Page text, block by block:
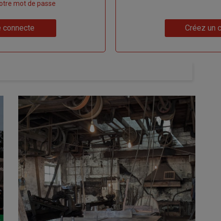
mot de passe
connecte Créez un